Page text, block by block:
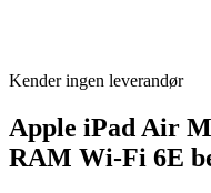
Kender ingen leverandør
Apple iPad Air
RAM Wi-Fi 6E